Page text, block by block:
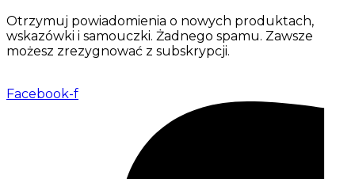
Otrzymuj powiadomienia o nowych produktach,
wskazówki i samouczki. Żadnego spamu. Zawsze
możesz zrezygnować z subskrypcji.
Facebook-f